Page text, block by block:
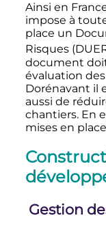
Ainsi en
impose à
place un
Risques
document
évaluation
Dorénavant il
aussi de
chantiers. En
mises en
Gestion